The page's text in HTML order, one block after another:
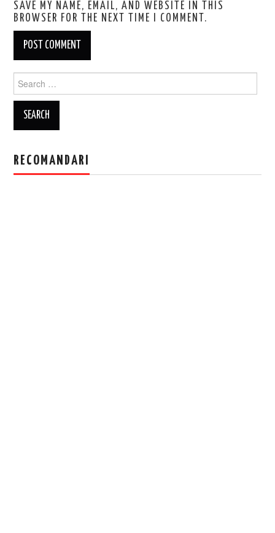
SAVE MY NAME, EMAIL, AND WEBSITE IN THIS
BROWSER FOR THE NEXT TIME I COMMENT.
for:
RECOMANDARI